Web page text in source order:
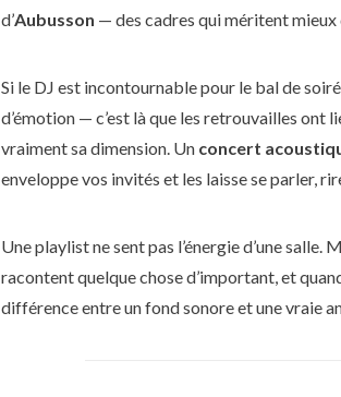
d’Aubusson — des cadres qui méritent
Si le DJ est incontournable pour le bal de
d’émotion — c’est là que les retrouvailles ont
vraiment sa dimension. Un concert
enveloppe vos invités et les laisse se parler,
Une playlist ne sent pas l’énergie d’une salle.
racontent quelque chose d’important, et
différence entre un fond sonore et une vraie